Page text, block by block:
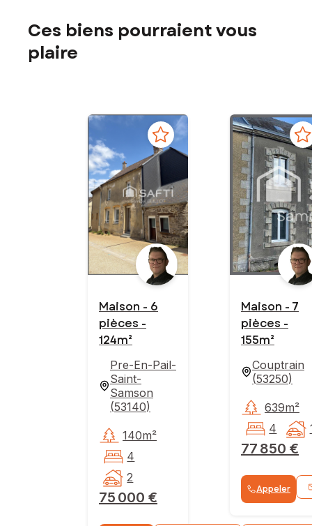
Ces biens pourraient vous
plaire
Maison - 6
pièces -
124m²
Pre-En-Pail-
Saint-
Samson
(53140)
75 000 €
140m²
4
2
Maison - 7
pièces -
155m²
Couptrain
(53250)
77 850 €
639m²
4
Appeler